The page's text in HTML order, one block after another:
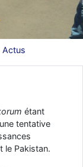
militaires
faire de mal !
une prépa
première
de l'armée de l'air?
aimerions avoir
Actus
étant
tentative
le Pakistan.